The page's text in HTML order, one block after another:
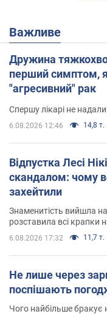
Важливе
Дружина
перший симптом,
"агресивний" рак
Спершу лікарі не
6.08.2026 12:46 14,8 т.
Відпустка Лесі
скандалом: чому
захейтили
Знаменитість вийшла
розставила всі крапки
6.08.2026 17:32 11,7 т.
Не лише через
поспішають
Чого найбільше бракує